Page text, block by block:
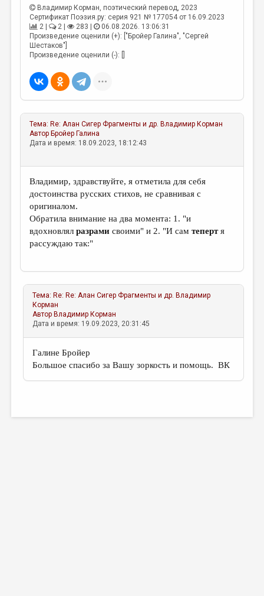
Владимир Корман, поэтический перевод, 2023
Сертификат Поэзия.ру: серия 921 № 177054 от 16.09.2023
2 |
2 | 283 |
06.08.2026. 13:06:31
Произведение оценили (+): ["Бройер Галина", "Сергей
Шестаков"]
Произведение оценили (-): []
Тема: Re: Алан Сигер Фрагменты и др. Владимир Корман
Автор Бройер Галина
Дата и время: 18.09.2023, 18:12:43
Владимир, здравствуйте, я отметила для себя
достоинства русских стихов, не сравнивая с
оригиналом.
Обратила внимание на два момента: 1. "и
вдохновлялразрами своими" и 2. "И самтепертя
рассуждаю так:"
Тема: Re: Re: Алан Сигер Фрагменты и др. Владимир
Корман
Автор Владимир Корман
Дата и время: 19.09.2023, 20:31:45
Галине Бройер
Большое спасибо за Вашу зоркость и помощь. ВК